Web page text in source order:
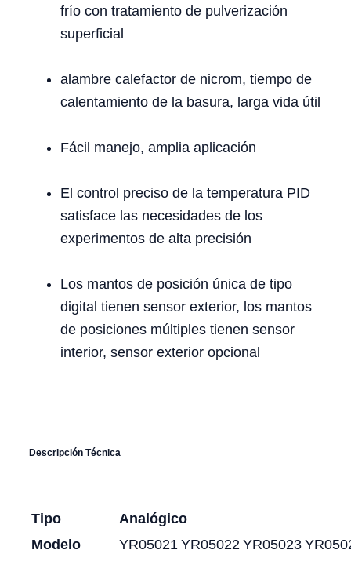
frío con tratamiento de pulverización
superficial
alambre calefactor de nicrom, tiempo de
calentamiento de la basura, larga vida útil
Fácil manejo, amplia aplicación
El control preciso de la temperatura PID
satisface las necesidades de los
experimentos de alta precisión
Los mantos de posición única de tipo
digital tienen sensor exterior, los mantos
de posiciones múltiples tienen sensor
interior, sensor exterior opcional
Descripción Técnica
Tipo
Analógico
Modelo
YR05021 YR05022 YR05023